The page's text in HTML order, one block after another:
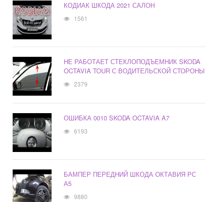
КОДИАК ШКОДА 2021 САЛОН
1561
НЕ РАБОТАЕТ СТЕКЛОПОДЪЕМНИК SKODA
OCTAVIA TOUR С ВОДИТЕЛЬСКОЙ СТОРОНЫ
2379
ОШИБКА 0010 SKODA OCTAVIA A7
6193
БАМПЕР ПЕРЕДНИЙ ШКОДА ОКТАВИЯ РС
А5
9880